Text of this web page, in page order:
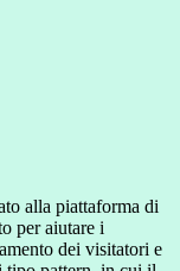
alla piattaforma di
per aiutare i
dei visitatori e